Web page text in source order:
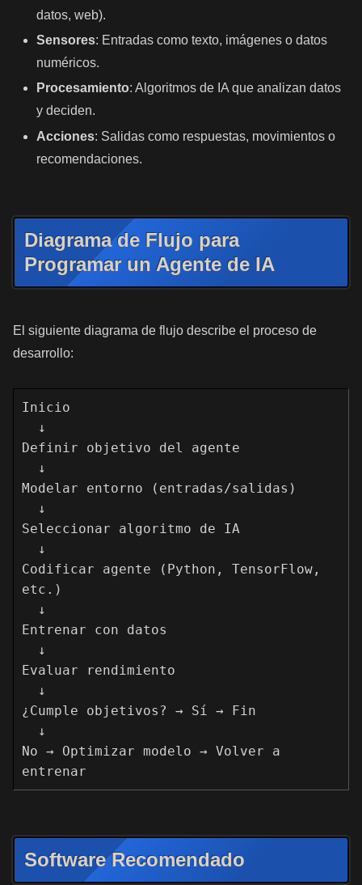
datos, web).
Sensores: Entradas como texto, imágenes o datos
numéricos.
Procesamiento: Algoritmos de IA que analizan datos
y deciden.
Acciones: Salidas como respuestas, movimientos o
recomendaciones.
Diagrama de Flujo para
Programar un Agente de IA
El siguiente diagrama de flujo describe el proceso de
desarrollo:
Inicio
Definir objetivo del agente
Modelar entorno (entradas/salidas)
Seleccionar algoritmo de IA
Codificar agente (Python, TensorFlow,
etc.)
Entrenar con datos
Evaluar rendimiento
¿Cumple objetivos? → Sí → Fin
No → Optimizar modelo → Volver a
entrenar
Software Recomendado